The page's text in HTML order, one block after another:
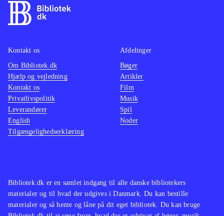
Bibliotek.dk er en samlet indgang til alle danske bibliotekers
materialer og til hvad der udgives i Danmark. Du kan bestille
materialer og så hente og låne på dit eget bibliotek. Du kan bruge
Kontakt os
Om Bibliotek.dk
Hjælp og vejledning
Kontakt os
Privatlivspolitik
Leverandører
English
Tilgængelighedserklæring
Afdelinger
Bøger
Artikler
Film
Musik
Spil
Noder